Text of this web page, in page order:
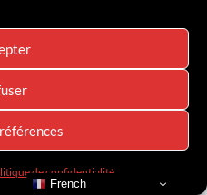
de confidentialité
GROUP.
en chef adjoint et
MAGAZINE GROUP.
French